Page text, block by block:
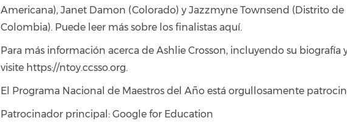
Americana), Janet Damon (Colorado) y Jazzmyne Townsend (Distrito de
Colombia). Puede leer más sobre los finalistas aquí.
Para más información acerca de Ashlie Crosson, incluyendo su biografía
visite https://ntoy.ccsso.org.
El Programa Nacional de Maestros del Año está orgullosamente
Patrocinador principal: Google for Education